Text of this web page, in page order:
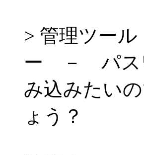
> 管理ツー
ー － パス
み込みたい
ょう？